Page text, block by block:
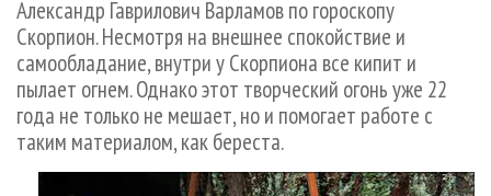
ИНСТРУМЕНТ И МАТЕРИАЛЫ
БИБЛИОТЕКА СПЕЦИАЛИСТА
Александр Гаврилович Варламов по гороскопу
Скорпион. Несмотря на внешнее спокойствие и
самообладание, внутри у Скорпиона все кипит и
пылает огнем. Однако этот творческий огонь уже 22
года не только не мешает, но и помогает работе с
таким материалом, как береста.